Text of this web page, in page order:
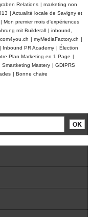
Relations | marketing non
| Actualité locale de Savigny et
| Mon premier mois d'expériences
mit Builderall | inbound,
| myMediaFactory.ch |
| Inbound PR Academy | Élection
Plan Marketing en 1 Page |
Smartketing Mastery | GDIPRS
| Bonne chaire